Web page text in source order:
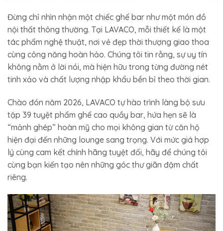
Đừng chỉ nhìn nhận một chiếc ghế bar như một món đồ
nội thất thông thường. Tại LAVACO, mỗi thiết kế là một
tác phẩm nghệ thuật, nơi vẻ đẹp thời thượng giao thoa
cùng công năng hoàn hảo. Chúng tôi tin rằng, sự uy tín
không nằm ở lời nói, mà hiện hữu trong từng đường nét
tinh xảo và chất lượng nhập khẩu bền bỉ theo thời gian.
Chào đón năm 2026, LAVACO tự hào trình làng bộ sưu
tập 39 tuyệt phẩm ghế cao quầy bar, hứa hẹn sẽ là
“mảnh ghép” hoàn mỹ cho mọi không gian từ căn hộ
hiện đại đến những lounge sang trọng. Với mức giá hợp
lý cùng cam kết chính hãng tuyệt đối, hãy để chúng tôi
cùng bạn kiến tạo nên những góc thư giãn đậm chất
riêng.